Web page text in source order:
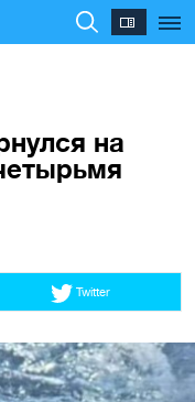
на
Twitter